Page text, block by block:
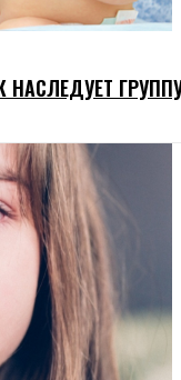
НАСЛЕДУЕТ